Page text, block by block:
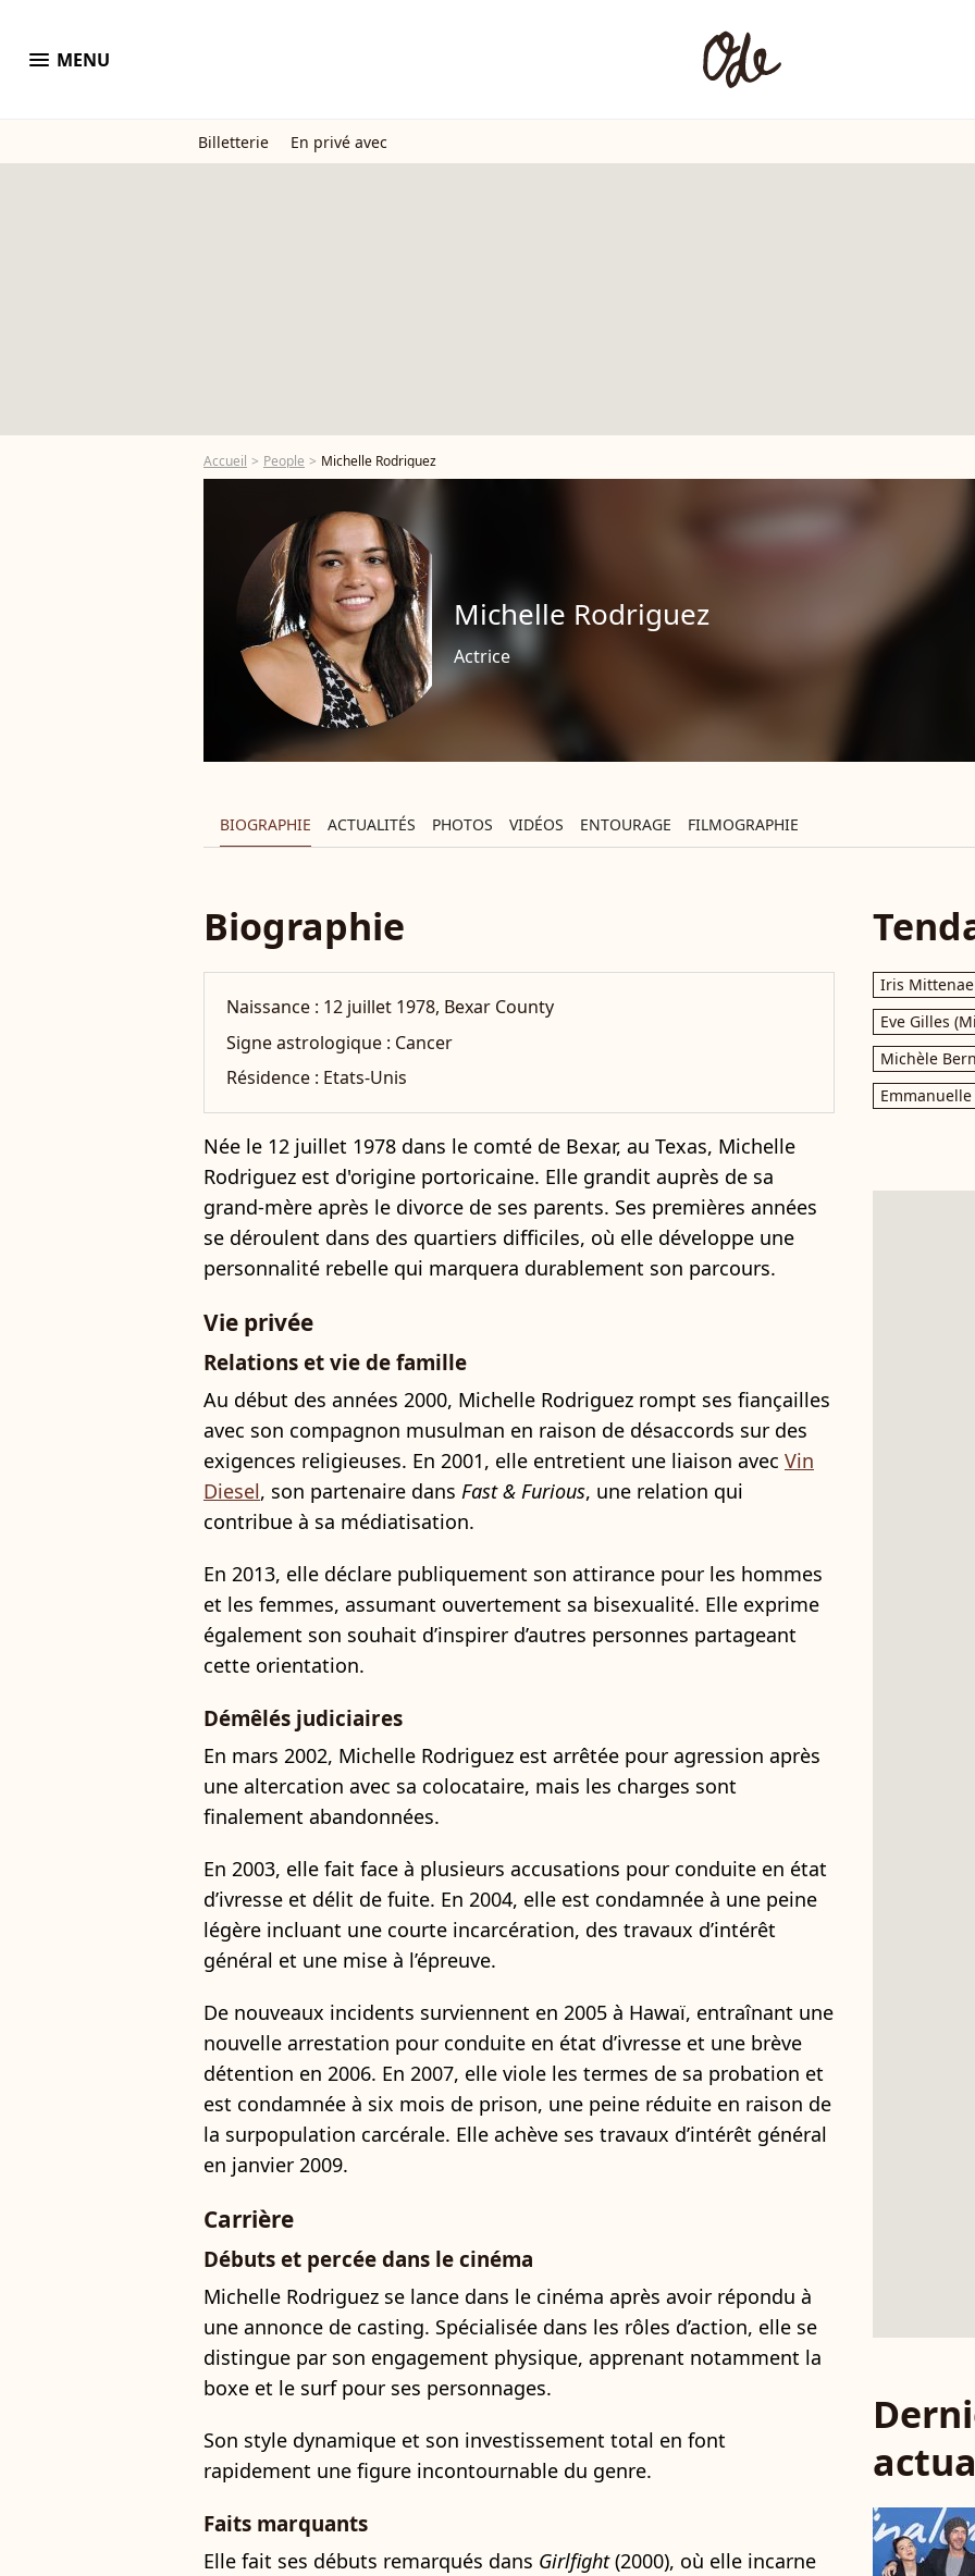
menu MENU
Billetterie En privé avec
Accueil People Michelle Rodriguez
Michelle Rodriguez
Actrice
BIOGRAPHIE ACTUALITÉS PHOTOS VIDÉOS ENTOURAGE FILMOGRAPHIE
Biographie
Naissance : 12 juillet 1978, Bexar County
Signe astrologique : Cancer
Résidence : Etats-Unis
Née le 12 juillet 1978 dans le comté de Bexar, au Texas, Michelle
Rodriguez est d'origine portoricaine. Elle grandit auprès de sa
grand-mère après le divorce de ses parents. Ses premières années
se déroulent dans des quartiers difficiles, où elle développe une
personnalité rebelle qui marquera durablement son parcours.
Vie privée
Relations et vie de famille
Au début des années 2000, Michelle Rodriguez rompt ses fiançailles
avec son compagnon musulman en raison de désaccords sur des
exigences religieuses. En 2001, elle entretient une liaison avec Vin
Diesel, son partenaire dans Fast & Furious, une relation qui
contribue à sa médiatisation.
En 2013, elle déclare publiquement son attirance pour les hommes
et les femmes, assumant ouvertement sa bisexualité. Elle exprime
également son souhait d’inspirer d’autres personnes partageant
cette orientation.
Démêlés judiciaires
En mars 2002, Michelle Rodriguez est arrêtée pour agression après
une altercation avec sa colocataire, mais les charges sont
finalement abandonnées.
En 2003, elle fait face à plusieurs accusations pour conduite en état
d’ivresse et délit de fuite. En 2004, elle est condamnée à une peine
légère incluant une courte incarcération, des travaux d’intérêt
général et une mise à l’épreuve.
De nouveaux incidents surviennent en 2005 à Hawaï, entraînant une
nouvelle arrestation pour conduite en état d’ivresse et une brève
détention en 2006. En 2007, elle viole les termes de sa probation et
est condamnée à six mois de prison, une peine réduite en raison de
la surpopulation carcérale. Elle achève ses travaux d’intérêt général
en janvier 2009.
Carrière
Débuts et percée dans le cinéma
Michelle Rodriguez se lance dans le cinéma après avoir répondu à
une annonce de casting. Spécialisée dans les rôles d’action, elle se
distingue par son engagement physique, apprenant notamment la
boxe et le surf pour ses personnages.
Son style dynamique et son investissement total en font
rapidement une figure incontournable du genre.
Faits marquants
Elle fait ses débuts remarqués dans Girlfight(2000), où elle incarne
Iris
Eve Gilles
Michèle